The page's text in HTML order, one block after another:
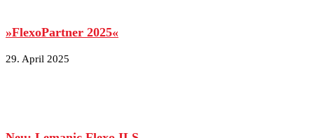
»FlexoPartner 2025«
29. April 2025